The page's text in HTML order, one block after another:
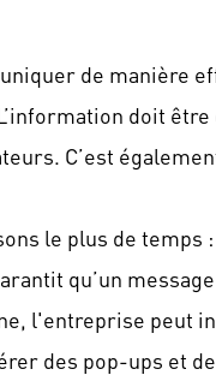
de manière
doit
C’est
le plus de temps
qu’un
l'entreprise peut
des pop-ups et